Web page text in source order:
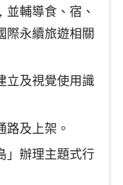
輔導食、宿、
際永續旅遊相關
立及視覺使用識
及上架。
」辦理主題式行